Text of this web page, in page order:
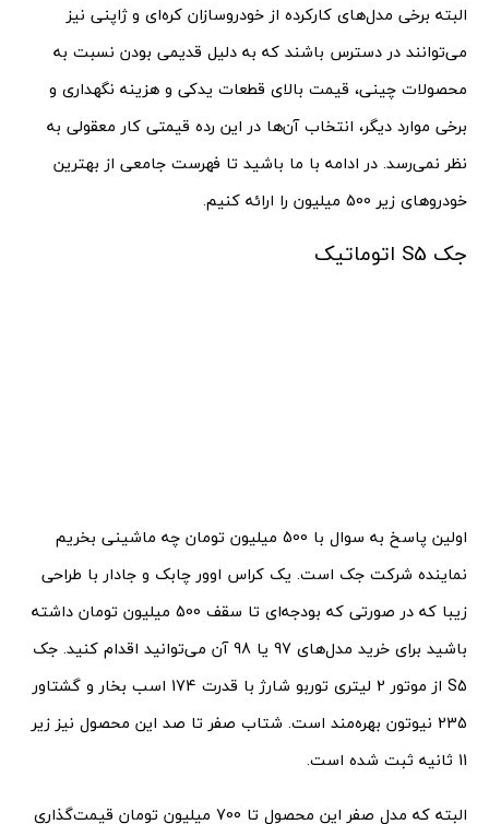
البته برخی مدل‌های کارکرده از خودروسازان کره‌ای و ژاپنی نیز
می‌توانند در دسترس باشند که به دلیل قدیمی بودن نسبت به
محصولات چینی،‌ قیمت بالای قطعات یدکی و هزینه نگهداری و
برخی موارد دیگر، انتخاب آن‌ها در این رده قیمتی کار معقولی به
نظر نمی‌رسد. در ادامه با ما باشید تا فهرست جامعی از بهترین
خودروهای زیر 500 میلیون را ارائه کنیم.
جک S5 اتوماتیک
اولین پاسخ به سوال با 500 میلیون تومان چه ماشینی بخریم
نماینده شرکت جک است. یک کراس اوور چابک و جادار با طراحی
زیبا که در صورتی که بودجه‌ای تا سقف 500 میلیون تومان داشته
باشید برای خرید مدل‌های 97 یا 98 آن می‌توانید اقدام کنید. جک
S5 از موتور 2 لیتری توربو شارژ با قدرت 174 اسب بخار و گشتاور
235 نیوتون بهره‌مند است. شتاب صفر تا صد این محصول نیز زیر
11 ثانیه ثبت شده است.
البته که مدل صفر این محصول تا 700 میلیون تومان قیمت‌گذاری